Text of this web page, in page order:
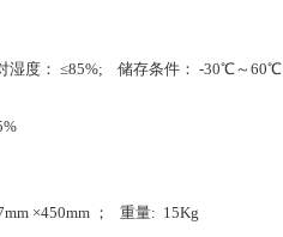
度： ≤85%; 储存条件： -30℃～60℃
×450mm ； 重量: 15Kg